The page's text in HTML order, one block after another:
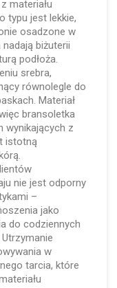
materiału
typu jest lekkie,
osadzone w
biżuterii
podłoża.
srebra,
równolegle do
Materiał
bransoletka
wynikających z
istotną
nie jest odporny
–
jako
do codziennych
w
tarcia, które